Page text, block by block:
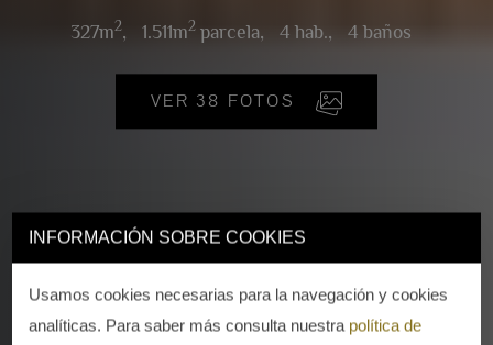
INFORMACIÓN SOBRE COOKIES
Usamos cookies necesarias para la navegación y cookies
analíticas. Para saber más consulta nuestra política de
327m2, 1.511m2 parcela, 4 hab., 4 baños
VER 38 FOTOS